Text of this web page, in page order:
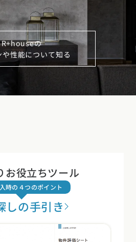
R+houseの
や性能について知る
お役立ちツール
時の４つのポイント
しの手引き